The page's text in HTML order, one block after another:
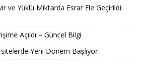
ve Yüklü Miktarda Esrar Ele Geçirildi:
Açıldı – Güncel Bilgi
Yeni Dönem Başlıyor